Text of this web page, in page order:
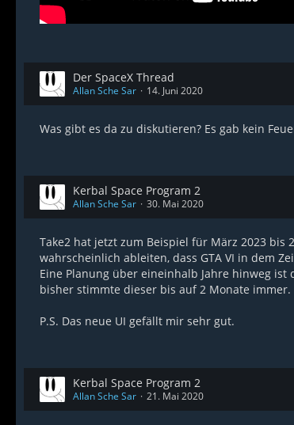
Der SpaceX Thread
Allan Sche Sar 14. Juni 2020
Was gibt es da zu diskutieren? Es gab kein
Kerbal Space Program 2
Allan Sche Sar 30. Mai 2020
Take2 hat jetzt zum Beispiel für März 2023
wahrscheinlich ableiten, dass GTA VI in dem
Eine Planung über eineinhalb Jahre hinweg
bisher stimmte dieser bis auf 2 Monate immer.
P.S. Das neue UI gefällt mir sehr gut.
Kerbal Space Program 2
Allan Sche Sar 21. Mai 2020